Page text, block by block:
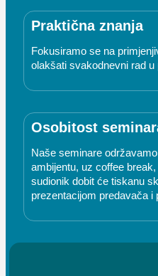
Praktična znanja
Fokusiramo se na
olakšati svakodnevni rad u
Osobitost
Naše seminare
ambijentu, uz coffee
sudionik dobit će tiskanu
prezentacijom predavača i